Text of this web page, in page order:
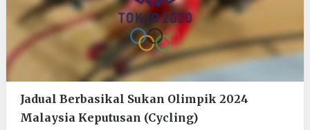
Jadual Berbasikal Sukan Olimpik 2024
Malaysia Keputusan (Cycling)